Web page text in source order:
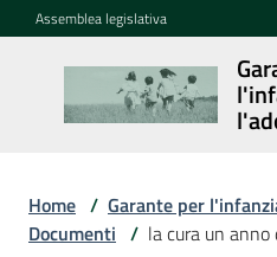
Vai al contenuto
Vai alla navigazione
Vai al footer
Assemblea legislativa
Garante
l'infanzia e
Cosa
Home / Garante per
Documenti / la cura un anno